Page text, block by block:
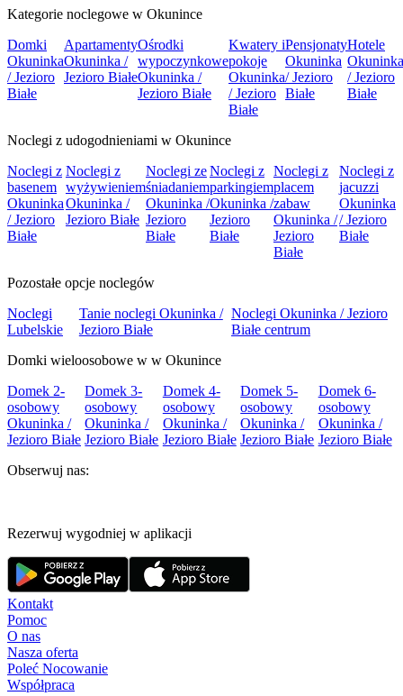
Kategorie noclegowe w Okunince
Domki
Okuninka
/ Jezioro
Białe
Apartamenty
Okuninka /
Jezioro Białe
Ośrodki
wypoczynkowe
Okuninka /
Jezioro Białe
Kwatery i
pokoje
Okuninka
/ Jezioro
Białe
Pensjonaty
Okuninka
/ Jezioro
Białe
Hotele
Okuninka
/ Jezioro
Białe
Noclegi z udogodnieniami w Okunince
Noclegi z
basenem
Okuninka
/ Jezioro
Białe
Noclegi z
wyżywieniem
Okuninka /
Jezioro Białe
Noclegi ze
śniadaniem
Okuninka /
Jezioro
Białe
Noclegi z
parkingiem
Okuninka /
Jezioro
Białe
Noclegi z
placem
zabaw
Okuninka /
Jezioro
Białe
Noclegi z
jacuzzi
Okuninka
/ Jezioro
Białe
Pozostałe opcje noclegów
Noclegi
Lubelskie
Tanie noclegi Okuninka /
Jezioro Białe
Noclegi Okuninka / Jezioro
Białe centrum
Domki wieloosobowe w w Okunince
Domek 2-
osobowy
Okuninka /
Jezioro Białe
Domek 3-
osobowy
Okuninka /
Jezioro Białe
Domek 4-
osobowy
Okuninka /
Jezioro Białe
Domek 5-
osobowy
Okuninka /
Jezioro Białe
Domek 6-
osobowy
Okuninka /
Jezioro Białe
Obserwuj nas:
Rezerwuj wygodniej w aplikacji
Kontakt
Pomoc
O nas
Nasza oferta
Poleć Nocowanie
Współpraca